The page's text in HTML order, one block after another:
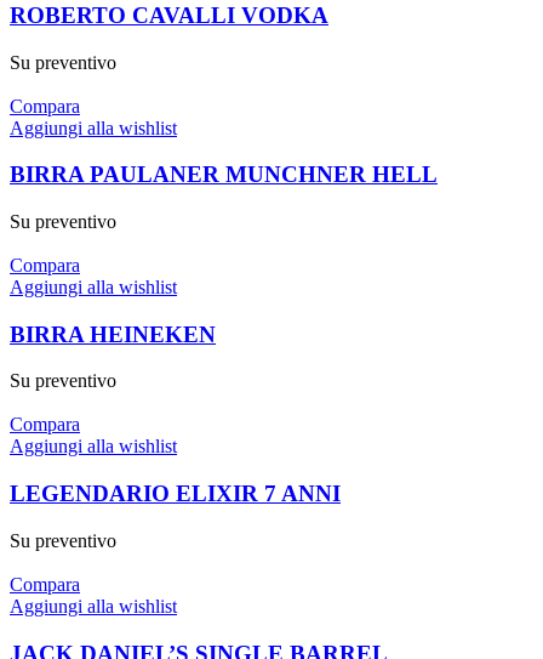
ROBERTO CAVALLI VODKA
Su preventivo
Compara
Aggiungi alla wishlist
BIRRA PAULANER MUNCHNER HELL
Su preventivo
Compara
Aggiungi alla wishlist
BIRRA HEINEKEN
Su preventivo
Compara
Aggiungi alla wishlist
LEGENDARIO ELIXIR 7 ANNI
Su preventivo
Compara
Aggiungi alla wishlist
JACK DANIEL’S SINGLE BARREL